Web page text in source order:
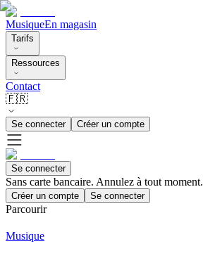
MusiqueEn magasin
Tarifs
Ressources
Contact
🇫🇷
Se connecter Créer un compte
Se connecter
Sans carte bancaire. Annulez à tout moment.
Créer un compte Se connecter
Parcourir
Musique